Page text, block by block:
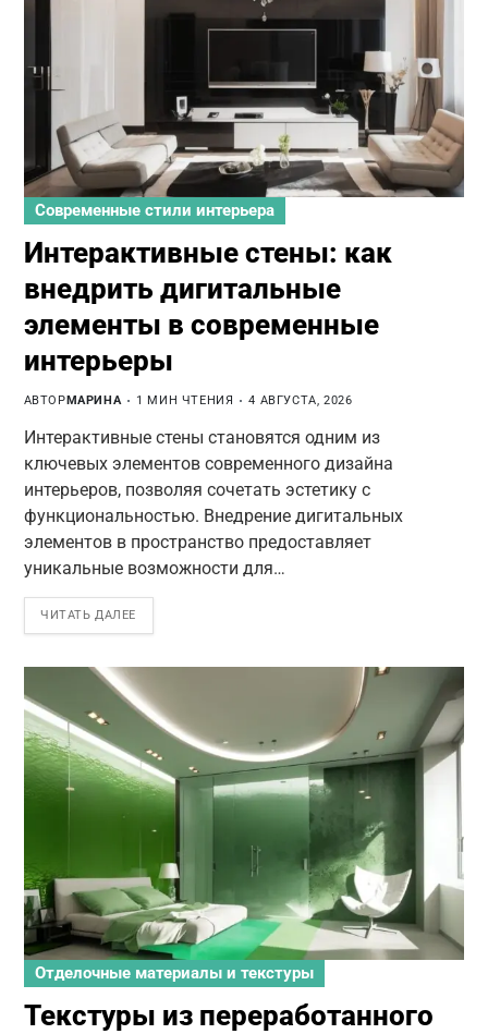
Современные стили интерьера
Интерактивные стены: как
внедрить дигитальные
элементы в современные
интерьеры
АВТОРМАРИНА 1 МИН ЧТЕНИЯ 4 АВГУСТА, 2026
Интерактивные стены становятся одним из
ключевых элементов современного дизайна
интерьеров, позволяя сочетать эстетику с
функциональностью. Внедрение дигитальных
элементов в пространство предоставляет
уникальные возможности для…
ЧИТАТЬ ДАЛЕЕ
Отделочные материалы и текстуры
Текстуры из переработанного